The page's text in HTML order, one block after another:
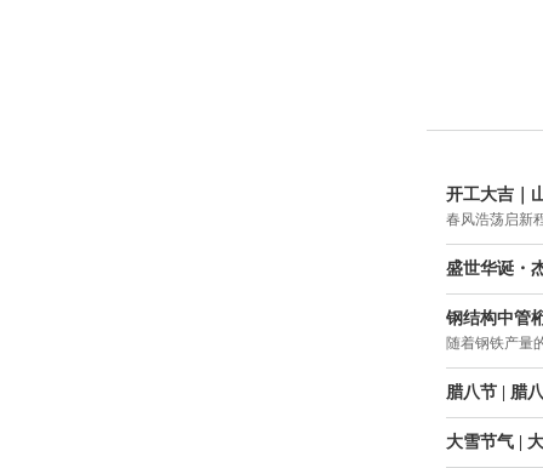
开工大吉｜
春风浩荡启新
盛世华诞・
钢结构中管
随着钢铁产量
腊八节 | 腊
大雪节气 |